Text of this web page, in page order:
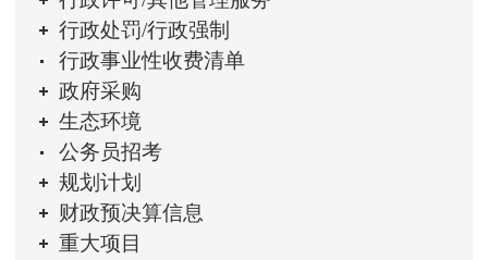
行政处罚/行政强制
行政事业性收费清单
政府采购
生态环境
公务员招考
规划计划
财政预决算信息
重大项目